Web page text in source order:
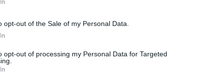
opt-out of the Sale of my Personal Data.
opt-out of processing my Personal Data for Targeted
de 2026?
2024?
2025?